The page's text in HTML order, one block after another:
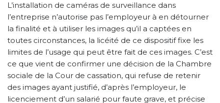
L’installation de caméras de surveillance dans
l’entreprise n’autorise pas l’employeur à en détourner
la finalité et à utiliser les images qu’il a captées en
toutes circonstances, la licéité de ce dispositif fixe les
limites de l’usage qui peut être fait de ces images. C’est
ce que vient de confirmer une décision de la Chambre
sociale de la Cour de cassation, qui refuse de retenir
des images ayant justifié, d’après l’employeur, le
licenciement d’un salarié pour faute grave, et précise